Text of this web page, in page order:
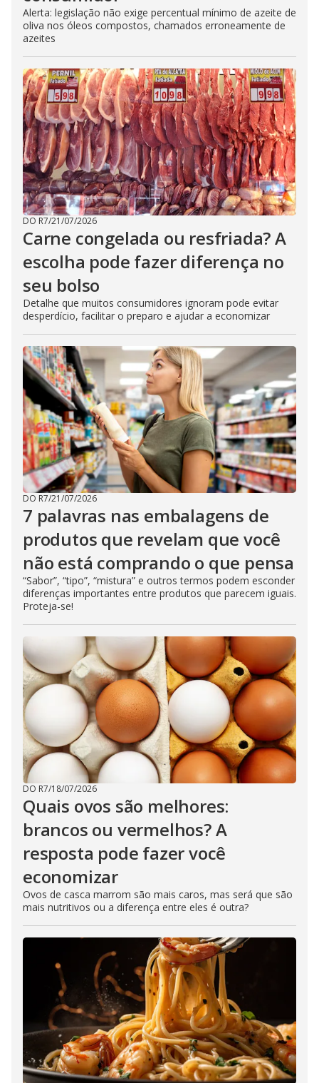
Alerta: legislação não exige percentual mínimo de azeite de
oliva nos óleos compostos, chamados erroneamente de
azeites
DO R7/21/07/2026
Carne congelada ou resfriada? A
escolha pode fazer diferença no
seu bolso
Detalhe que muitos consumidores ignoram pode evitar
desperdício, facilitar o preparo e ajudar a economizar
DO R7/21/07/2026
7 palavras nas embalagens de
produtos que revelam que você
não está comprando o que pensa
“Sabor”, “tipo”, “mistura” e outros termos podem esconder
diferenças importantes entre produtos que parecem iguais.
Proteja-se!
DO R7/18/07/2026
Quais ovos são melhores:
brancos ou vermelhos? A
resposta pode fazer você
economizar
Ovos de casca marrom são mais caros, mas será que são
mais nutritivos ou a diferença entre eles é outra?